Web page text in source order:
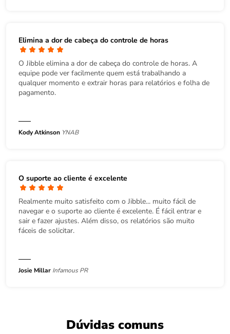
Elimina a dor de cabeça do controle de horas
O Jibble elimina a dor de cabeça do controle de horas. A
equipe pode ver facilmente quem está trabalhando a
qualquer momento e extrair horas para relatórios e folha de
pagamento.
Kody Atkinson YNAB
O suporte ao cliente é excelente
Realmente muito satisfeito com o Jibble... muito fácil de
navegar e o suporte ao cliente é excelente. É fácil entrar e
sair e fazer ajustes. Além disso, os relatórios são muito
fáceis de solicitar.
Josie Millar Infamous PR
Dúvidas comuns